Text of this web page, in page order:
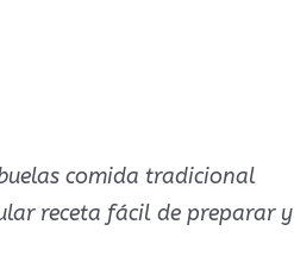
comida tradicional
receta fácil de preparar y